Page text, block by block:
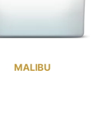
MALIBU